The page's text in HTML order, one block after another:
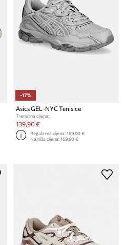
-17%
Asics GEL-NYC Tenisice
Trenutna cijena:
139,90 €
Regularna cijena:169,90 €
Najniža cijena:169,90 €